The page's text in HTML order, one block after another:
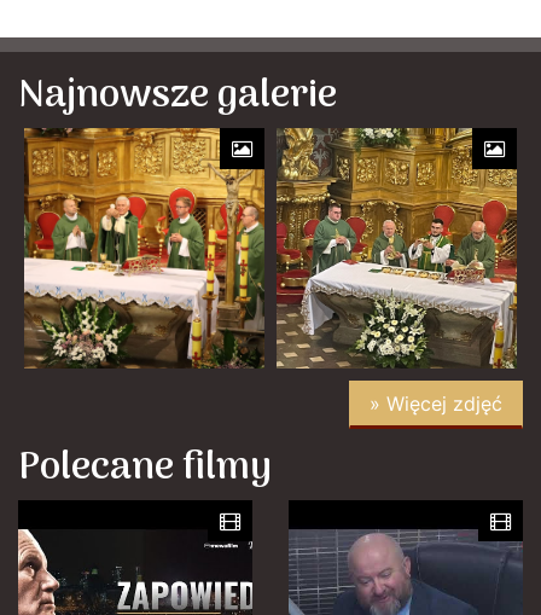
Najnowsze galerie
» Więcej zdjęć
Polecane filmy